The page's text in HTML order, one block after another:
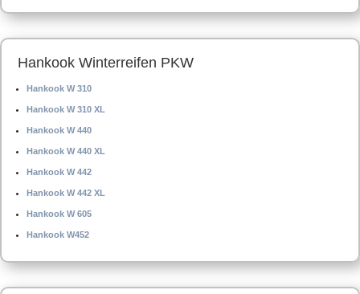
Hankook Winterreifen PKW
Hankook W 310
Hankook W 310 XL
Hankook W 440
Hankook W 440 XL
Hankook W 442
Hankook W 442 XL
Hankook W 605
Hankook W452